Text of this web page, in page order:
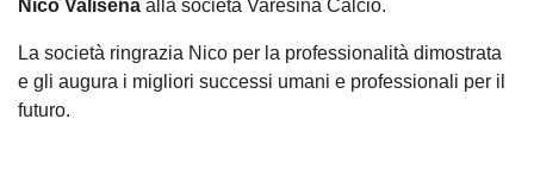
Nico Valisena alla società Varesina Calcio.
La società ringrazia Nico per la professionalità dimostrata
e gli augura i migliori successi umani e professionali per il
futuro.